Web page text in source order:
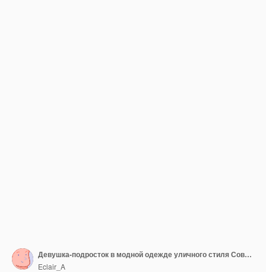
Девушка-подросток в модной одежде уличного стиля Современный взгляд подростка Плоская векторная иллюстрация
Eclair_A